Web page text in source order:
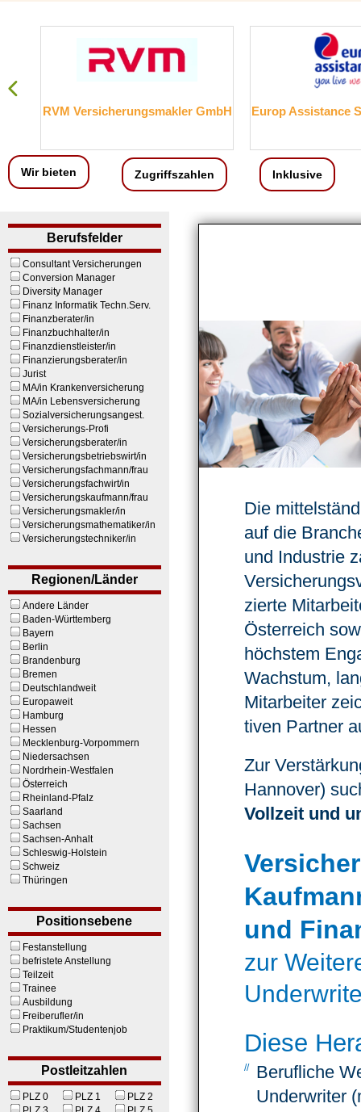
GmbH Europ Assistance Services GmbH
Wir bieten Zugriffszahlen Inklusive
Berufsfelder
Consultant Versicherungen
Conversion Manager
Diversity Manager
Finanz Informatik Techn.Serv.
Finanzberater/in
Finanzbuchhalter/in
Finanzdienstleister/in
Finanzierungsberater/in
Jurist
MA/in Krankenversicherung
MA/in Lebensversicherung
Sozialversicherungsangest.
Versicherungs-Profi
Versicherungsberater/in
Versicherungsbetriebswirt/in
Versicherungsfachmann/frau
Versicherungsfachwirt/in
Versicherungskaufmann/frau
Versicherungsmakler/in
Versicherungsmathematiker/in
Versicherungstechniker/in
Regionen/Länder
Andere Länder
Baden-Württemberg
Bayern
Berlin
Brandenburg
Bremen
Deutschlandweit
Europaweit
Hamburg
Hessen
Mecklenburg-Vorpommern
Niedersachsen
Nordrhein-Westfalen
Österreich
Rheinland-Pfalz
Saarland
Sachsen
Sachsen-Anhalt
Schleswig-Holstein
Schweiz
Thüringen
Positionsebene
Festanstellung
befristete Anstellung
Teilzeit
Trainee
Ausbildung
Freiberufler/in
Praktikum/Studentenjob
Postleitzahlen
PLZ 0 PLZ 1
PLZ 2
Die
auf die
und Industrie
zierte
Österreich
höchstem
Wachstum,
Mitar­beiter
tiven Partner
Zur
Hannover)
Vollzeit und
und
zur
Diese
Beruf­liche
Under­writer